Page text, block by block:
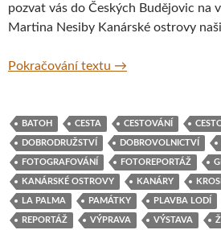
pozvat vás do Českých Budějovic na
Martina Nesiby Kanárské ostrovy
Pokračování textu Výstava fotografií
→
BATOH CESTA CESTOVÁNÍ
DOBRODRUŽSTVÍ DOBROVOLNICTVÍ
FOTOGRAFOVÁNÍ FOTOREPORTÁŽ
KANÁRSKÉ OSTROVY KANÁRY
LA PALMA PAMÁTKY PLAVBA LODÍ
REPORTÁŽ VÝPRAVA VÝSTAVA